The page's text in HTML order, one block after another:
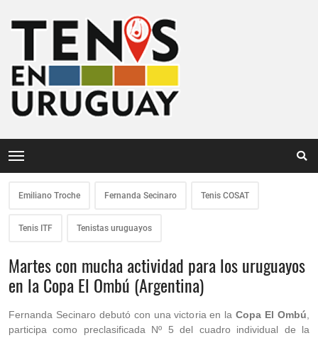
Emiliano Troche Fernanda Secinaro Tenis COSAT
Tenis ITF Tenistas uruguayos
Martes con mucha actividad para los uruguayos
en la Copa El Ombú (Argentina)
Fernanda Secinaro debutó con una victoria en laCopa El Ombú
participa como preclasificada Nº 5 del cuadro individual de la